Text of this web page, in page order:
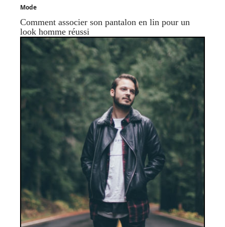
Mode
Comment associer son pantalon en lin pour un
look homme réussi